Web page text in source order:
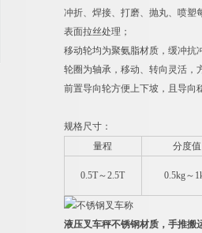
冲折、焊接、打磨、抛丸、喷塑
表面拉丝处理；
移动轮均为聚氨脂材质，缓冲抗
轮圈为轴承，移动、转向灵活，
前置导向轮方便上下坡，且导向
规格尺寸：
量程
分度值
0.5T～2.5T 0.5kg～
液压叉车秤不锈钢材质，手推搬